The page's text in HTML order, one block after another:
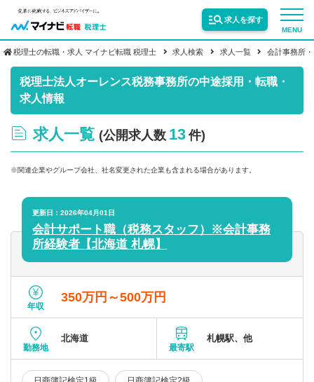
MENU
求人を探す
サービス紹介
業界情報
求人情報
税理士の転職・求人 マイナビ転職 税理士 求人検索 求人一覧 会計事務所
税理士法人オーレンス税務事務所の中途採用・転職・
求人情報
求人一覧 (公開求人数 13 件)
※関連企業やグループ会社、社名変更された企業も含まれる場合があります。
更新日：2026年04月01日
会計サポート職（税務スタッフ）※会計事務
所経験者【北海道 札幌】
年収
350万円～500万円
勤務地
北海道
最寄駅
札幌駅、他